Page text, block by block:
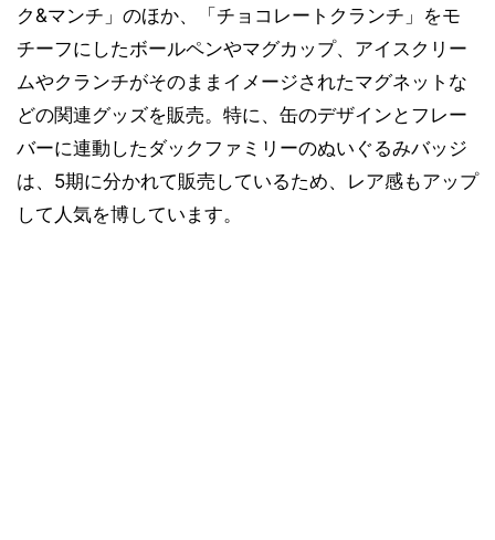
ク&マンチ」のほか、「チョコレートクランチ」をモ
チーフにしたボールペンやマグカップ、アイスクリー
ムやクランチがそのままイメージされたマグネットな
どの関連グッズを販売。特に、缶のデザインとフレー
バーに連動したダックファミリーのぬいぐるみバッジ
は、5期に分かれて販売しているため、レア感もアップ
して人気を博しています。